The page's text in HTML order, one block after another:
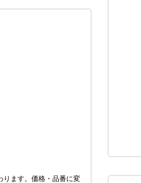
ります。価格・品番に変